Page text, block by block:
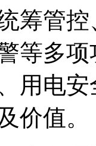
筹管
等多
用电
价值。